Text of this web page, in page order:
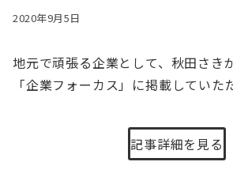
2020年9月5日
地元で頑張る企業として、秋田さき
「企業フォーカス」に掲載していた
記事詳細を見る